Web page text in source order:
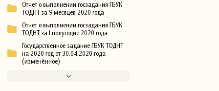
Отчет о выполнении госзадания ГБУК
ТОДНТ за 9 месяцев 2020 года
Отчет о выполнении госзадания ГБУК
ТОДНТ за I полугодие 2020 года
Государственное задание ГБУК ТОДНТ
на 2020 год от 30.04.2020 года
(изменённое)